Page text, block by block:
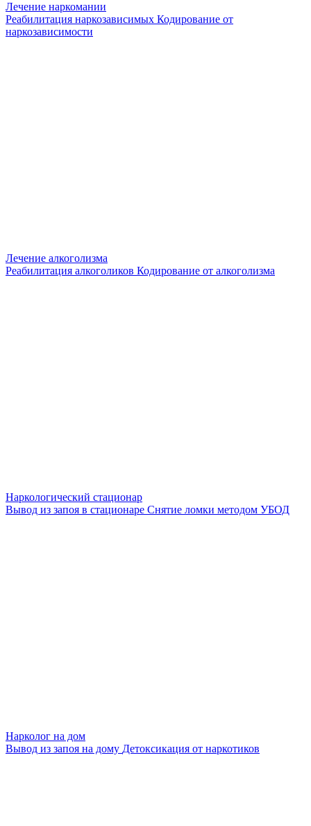
Лечение наркомании
Реабилитация наркозависимых Кодирование от
наркозависимости
Лечение алкоголизма
Реабилитация алкоголиков Кодирование от алкоголизма
Наркологический стационар
Вывод из запоя в стационаре Снятие ломки методом УБОД
Нарколог на дом
Вывод из запоя на дому Детоксикация от наркотиков